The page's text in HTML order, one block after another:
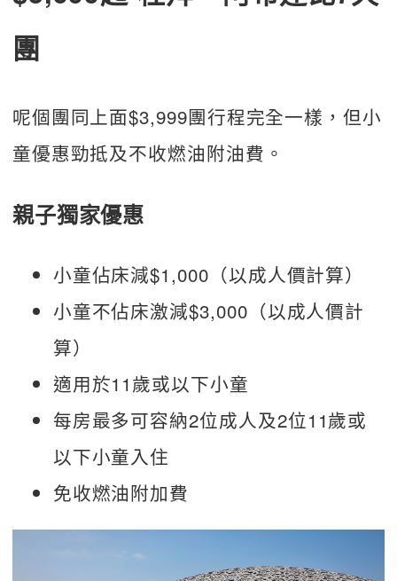
團
呢個團同上面$3,999團行程完全一樣，但小
童優惠勁抵及不收燃油附油費。
親子獨家優惠
小童佔床減$1,000（以成人價計算）
小童不佔床激減$3,000（以成人價計
算）
適用於11歲或以下小童
每房最多可容納2位成人及2位11歲或
以下小童入住
免收燃油附加費